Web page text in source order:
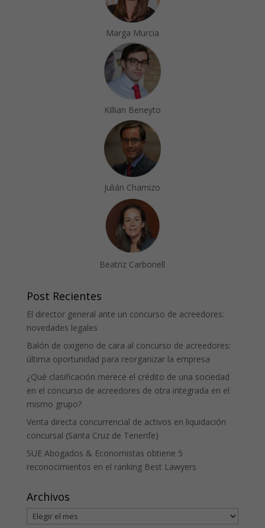
Marga Murcia
Killian Beneyto
Julián Chamizo
Beatriz Carbonell
Post Recientes
El director general ante un concurso de acreedores:
novedades legales
Balón de oxigeno de cara al concurso de acreedores:
última oportunidad para reorganizar la empresa
¿Qué clasificación merece el crédito de una sociedad
en el concurso de acreedores de otra integrada en el
mismo grupo?
Venta directa concurrencial de activos en liquidación
concursal (Santa Cruz de Tenerife)
SUE Abogados & Economistas obtiene 5
reconocimientos en el ranking Best Lawyers
Archivos
Archivos